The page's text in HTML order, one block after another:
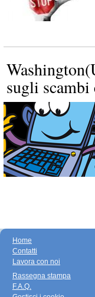
sugli
Home
Contatti
Lavora con noi
Rassegna stampa
F.A.Q.